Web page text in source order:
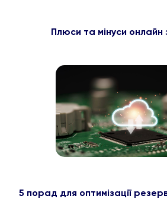
Плюси та мінуси онлайн
5 порад для оптимізації